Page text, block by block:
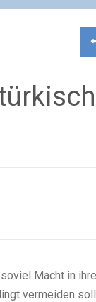
Macht in
vermeiden